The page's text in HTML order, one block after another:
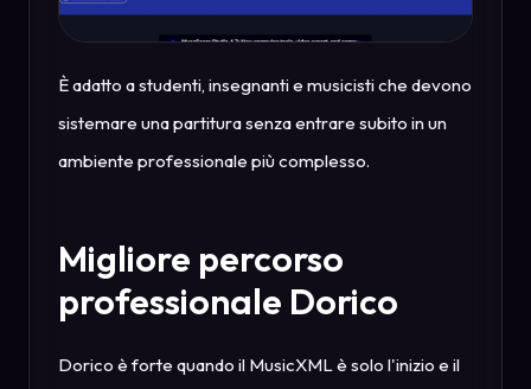
È adatto a studenti, insegnanti e musicisti che devono
sistemare una partitura senza entrare subito in un
ambiente professionale più complesso.
Migliore percorso
professionale Dorico
Dorico è forte quando il MusicXML è solo l'inizio e il